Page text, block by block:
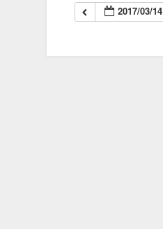
2017/03/14